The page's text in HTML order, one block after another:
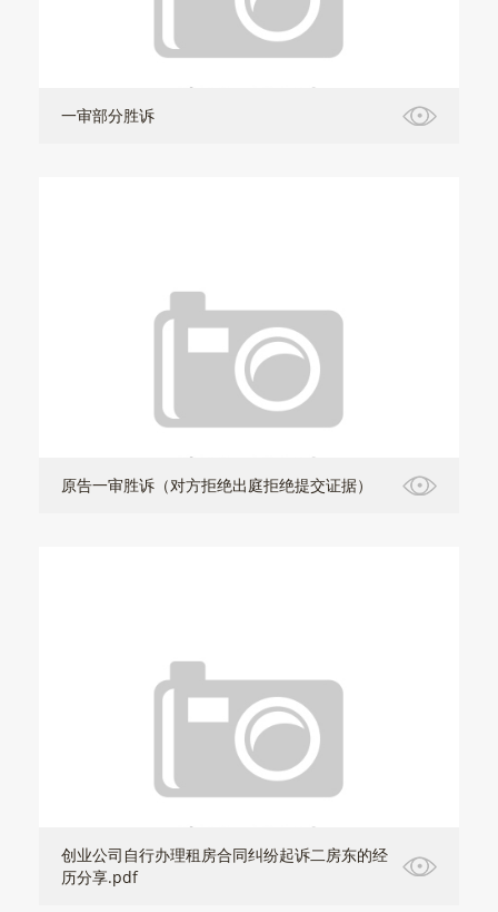
一审部分胜诉
原告一审胜诉（对方拒绝出庭拒绝提交证据）
创业公司自行办理租房合同纠纷起诉二房东的经
历分享.pdf